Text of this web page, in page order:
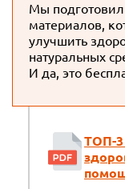
Мы
материалов,
улучшить
натуральных
И да, это
ТОП-3